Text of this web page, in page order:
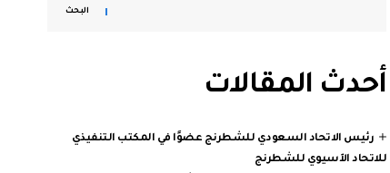
البحث
أحدث المقالات
رئيس الاتحاد السعودي للشطرنج عضوًا في المكتب التنفيذي
للاتحاد الآسيوي للشطرنج